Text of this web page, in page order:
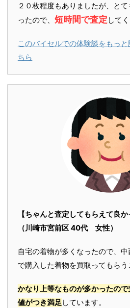
２０枚程度もありましたが、と
ったので、 短時間で査定 して
このバイセルでの体験談をもっ
ちら
【ちゃんと査定してもらえて良か
（川崎市宮前区 40代 女性）
自宅の着物が多くなったので、
で購入した着物を買取ってもらう
かなり上等なものが多かったの
値がつき満足 しています。